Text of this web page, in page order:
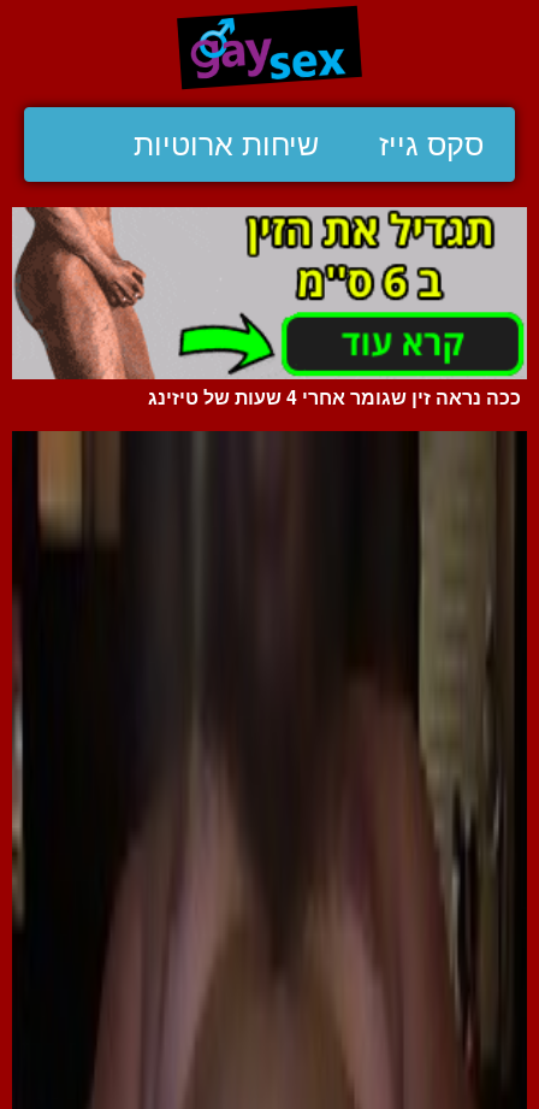
סקס גייז שיחות ארוטיות
ככה נראה זין שגומר אחרי 4 שעות של טיזינג